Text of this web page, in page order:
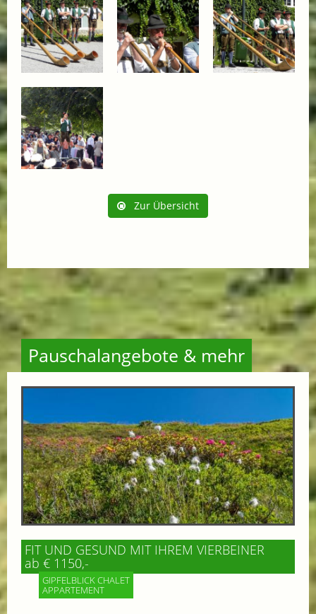
Zur Übersicht
Pauschalangebote & mehr
FIT UND GESUND MIT IHREM VIERBEINER
ab € 1150,-
GIPFELBLICK CHALET
APPARTEMENT